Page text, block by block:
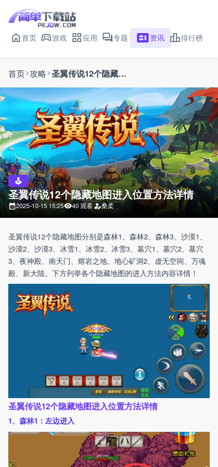
首页 游戏 应用 专题 资讯 排行榜
首页 攻略 圣翼传说12个隐藏地图进入位置方法详情
圣翼传说12个隐藏地图进入位置方法详情
2025-10-15 15:25 40 观看 桑柔
圣翼传说12个隐藏地图分别是森林1、森林2、森林3、沙漠1、
沙漠2、沙漠3、冰雪1、冰雪2、冰雪3、墓穴1、墓穴2、墓穴
3、夜神殿、南天门、熔岩之地、地心矿洞2、虚无空间、万魂
殿、新大陆。下方列举各个隐藏地图的进入方法内容详情！
圣翼传说12个隐藏地图进入位置方法详情
1、森林1：左边进入